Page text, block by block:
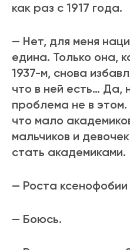
как раз с 1917 года.
— Нет, для меня
едина. Только она,
1937-м, снова
что в ней есть… Да,
проблема не в
что мало
мальчиков и
стать академиками.
— Роста ксенофобии
— Боюсь.